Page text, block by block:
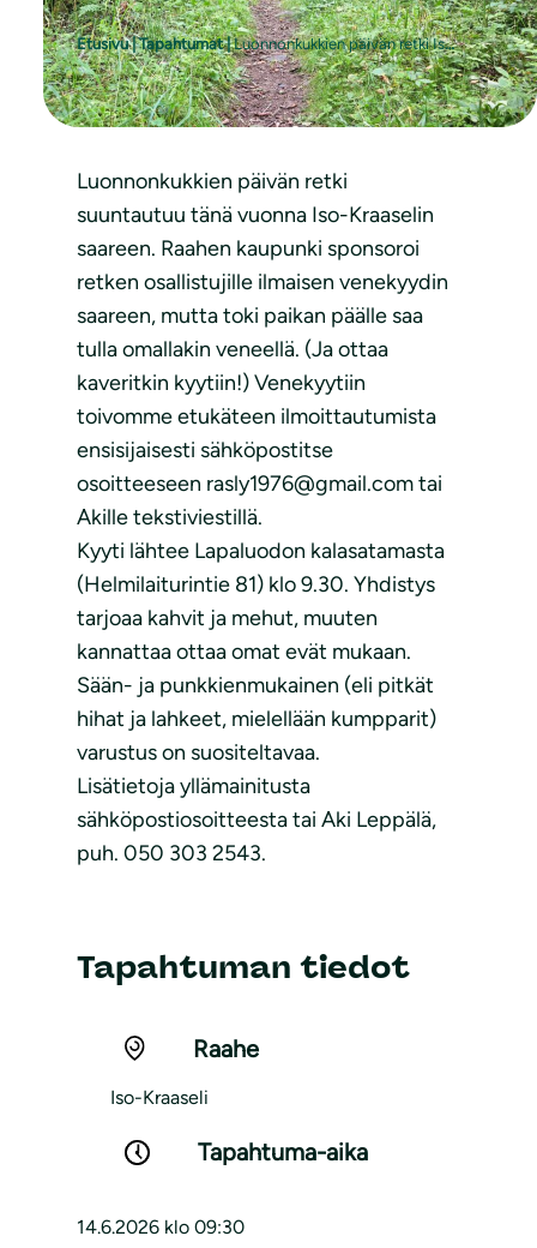
Etusivu|Tapahtumat|Luonnonkukkien päivän retki Iso-Kraaseliin
Luonnonkukkien päivän retki
suuntautuu tänä vuonna Iso-Kraaselin
saareen. Raahen kaupunki sponsoroi
retken osallistujille ilmaisen venekyydin
saareen, mutta toki paikan päälle saa
tulla omallakin veneellä. (Ja ottaa
kaveritkin kyytiin!) Venekyytiin
toivomme etukäteen ilmoittautumista
ensisijaisesti sähköpostitse
osoitteeseen rasly1976@gmail.com tai
Akille tekstiviestillä.
Kyyti lähtee Lapaluodon kalasatamasta
(Helmilaiturintie 81) klo 9.30. Yhdistys
tarjoaa kahvit ja mehut, muuten
kannattaa ottaa omat evät mukaan.
Sään- ja punkkienmukainen (eli pitkät
hihat ja lahkeet, mielellään kumpparit)
varustus on suositeltavaa.
Lisätietoja yllämainitusta
sähköpostiosoitteesta tai Aki Leppälä,
puh. 050 303 2543.
Tapahtuman tiedot
Raahe
Iso-Kraaseli
Tapahtuma-aika
14.6.2026 klo 09:30